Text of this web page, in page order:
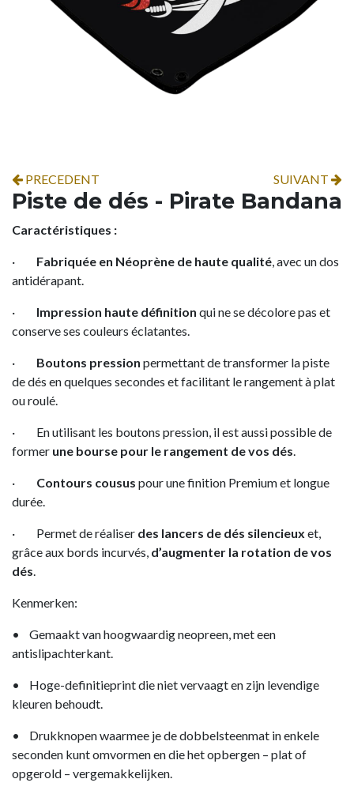
PRECEDENT SUIVANT
Piste de dés - Pirate Bandana
Caractéristiques :
· Fabriquée en Néoprène de haute qualité, avec un dos
antidérapant.
· Impression haute définition qui ne se décolore pas et
conserve ses couleurs éclatantes.
· Boutons pression permettant de transformer la piste
de dés en quelques secondes et facilitant le rangement à plat
ou roulé.
· En utilisant les boutons pression, il est aussi possible de
former une bourse pour le rangement de vos dés.
· Contours cousus pour une finition Premium et longue
durée.
· Permet de réaliser des lancers de dés silencieux et,
grâce aux bords incurvés, d’augmenter la rotation de vos
dés.
Kenmerken:
• Gemaakt van hoogwaardig neopreen, met een
antislipachterkant.
• Hoge-definitieprint die niet vervaagt en zijn levendige
kleuren behoudt.
• Drukknopen waarmee je de dobbelsteenmat in enkele
seconden kunt omvormen en die het opbergen – plat of
opgerold – vergemakkelijken.